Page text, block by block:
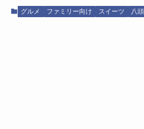
グルメ ファミリー向け スイーツ 八頭